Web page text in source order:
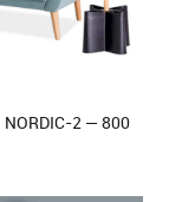
2 — 800